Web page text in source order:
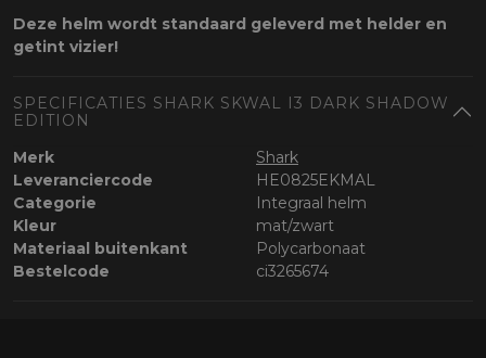
Deze helm wordt standaard geleverd met helder en
getint vizier!
SPECIFICATIES SHARK SKWAL I3 DARK SHADOW
EDITION
Merk
Shark
Leveranciercode
HE0825EKMAL
Categorie
Integraal helm
Kleur
mat/zwart
Materiaal buitenkant
Polycarbonaat
Bestelcode
ci3265674